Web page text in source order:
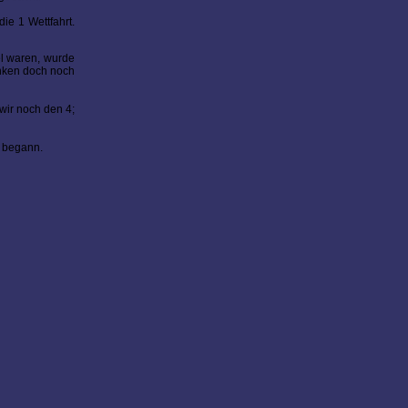
1 Wettfahrt.
waren, wurde
doch noch
noch den 4;